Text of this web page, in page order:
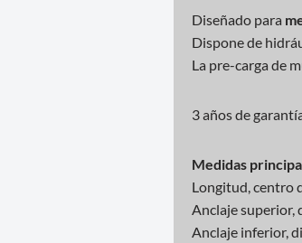
Diseñado para
Dispone de
La pre-carga de
3 años de
Medidas
Longitud, centro
Anclaje
Anclaje inferior,